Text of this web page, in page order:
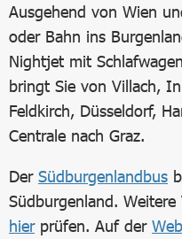
Ausgehend von Wien
oder Bahn ins
Nightjet mit
bringt Sie von Villach,
Feldkirch, Düsseldorf,
Centrale nach Graz.
Der Südburgenlandbus
Südburgenland.
hierprüfen. Auf der